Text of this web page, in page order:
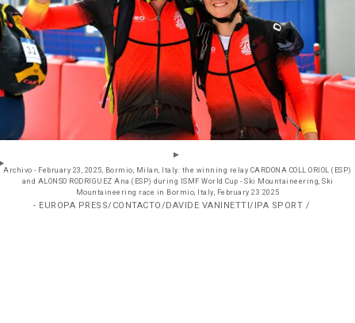
Archivo - February 23, 2025, Bormio, Milan, Italy: the winning relay CARDONA COLL ORIOL (ESP)
and ALONSO RODRIGUEZ Ana (ESP) during ISMF World Cup - Ski Mountaineering, Ski
Mountaineering race in Bormio, Italy, February 23 2025
- EUROPA PRESS/CONTACTO/DAVIDE VANINETTI/IPA SPORT /